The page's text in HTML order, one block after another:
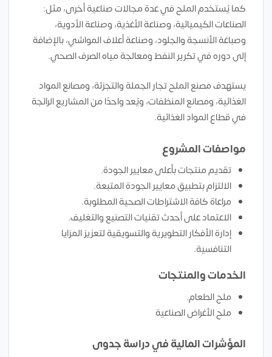
كما يُستخدم الملح في عدة مجالات صناعية أخرى، مثل:
الصناعات الكيميائية، وصناعة الأغذية، وصناعة الأدوية،
وصباغة الأنسجة والجلود، وصناعة أعلاف المواشي، بالإضافة
إلى دوره في تكرير النفط ومعالجة مياه الصرف الصحي.
يستهدف مصنع الملح تجار الجملة والتجزئة، ومصانع المواد
الغذائية، ومصانع المنظفات، ويُعد واحدًا من المشاريع الرائجة
في قطاع المواد الغذائية.
مواصفات المشروع
تقديم منتجات بأعلى معايير الجودة.
الالتزام بتطبيق معايير الجودة المتبعة.
مراعاة كافة الاشتراطات الصحية المطلوبة.
الاعتماد على أحدث تقنيات التصنيع والتغليف.
إدارة الأفكار التطويرية والتسويقية لتعزيز المزايا
التنافسية.
الخدمات والمنتجات
ملح الطعام.
ملح الأغراض الصناعية
المؤشرات المالية في دراسة جدوى